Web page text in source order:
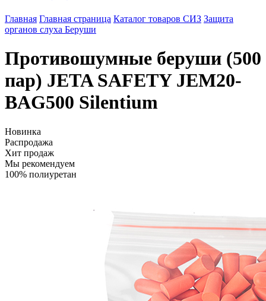
Главная Главная страница Каталог товаров СИЗ Защита
органов слуха Беруши
Противошумные беруши (500
пар) JETA SAFETY JEM20-
BAG500 Silentium
Новинка
Распродажа
Хит продаж
Мы рекомендуем
100% полиуретан